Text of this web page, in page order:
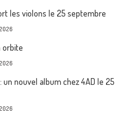
les violons le 25 septembre
orbite
un nouvel album chez 4AD le 25